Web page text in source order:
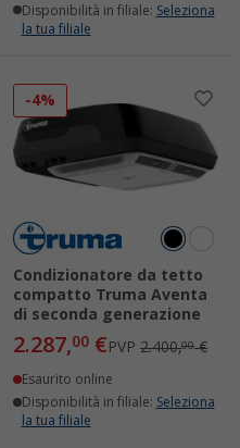
Disponibilità in filiale: Seleziona
la tua filiale
-4%
Condizionatore da tetto
compatto Truma Aventa
di seconda generazione
2.287,00 €PVP 2.400,00€
Esaurito online
Disponibilità in filiale: Seleziona
la tua filiale